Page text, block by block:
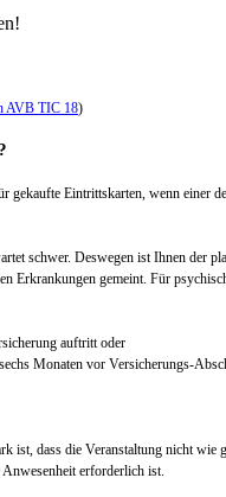
AVB TIC 18)
gekaufte Eintrittskarten, wenn einer
schwer. Deswegen ist Ihnen der
Erkrankungen gemeint. Für
auftritt oder
Monaten vor Versicherungs-
ist, dass die Veranstaltung nicht wie
erforderlich ist.